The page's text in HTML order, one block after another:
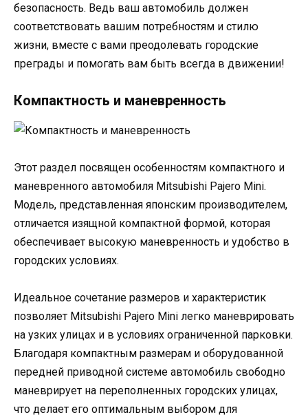
безопасность. Ведь ваш автомобиль должен
соответствовать вашим потребностям и стилю
жизни, вместе с вами преодолевать городские
преграды и помогать вам быть всегда в движении!
Компактность и маневренность
Этот раздел посвящен особенностям компактного и
маневренного автомобиля Mitsubishi Pajero Mini.
Модель, представленная японским производителем,
отличается изящной компактной формой, которая
обеспечивает высокую маневренность и удобство в
городских условиях.
Идеальное сочетание размеров и характеристик
позволяет Mitsubishi Pajero Mini легко маневрировать
на узких улицах и в условиях ограниченной парковки.
Благодаря компактным размерам и оборудованной
передней приводной системе автомобиль свободно
маневрирует на переполненных городских улицах,
что делает его оптимальным выбором для